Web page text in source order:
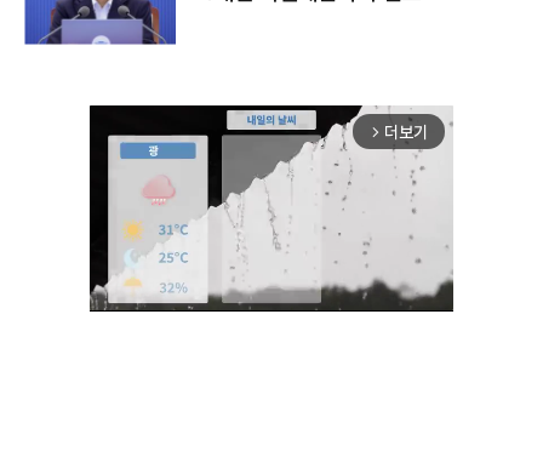
arrow_forward_ios 더보기